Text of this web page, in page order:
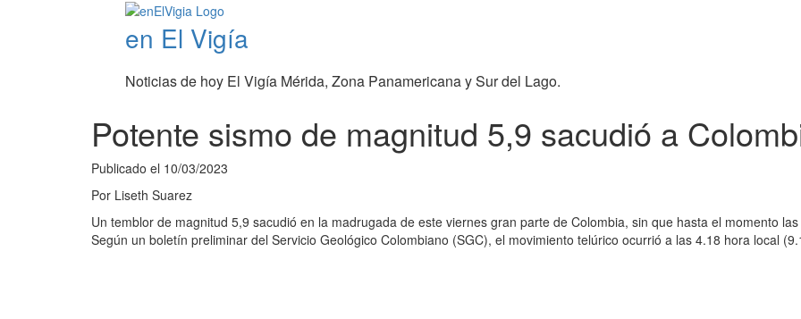
en El Vigía
Noticias de hoy El Vigía Mérida, Zona Panamericana y Sur del Lago.
Potente sismo de magnitud 5,9 sacudió a
Publicado el 10/03/2023
Por Liseth Suarez
Un temblor de magnitud 5,9 sacudió en la madrugada de este viernes gran parte de Colombia, sin que hasta el momento
Según un boletín preliminar del Servicio Geológico Colombiano (SGC), el movimiento telúrico ocurrió a las 4.18 hora local